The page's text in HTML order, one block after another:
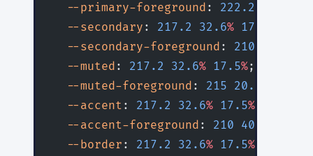
  --primary-foreground
: 222.2
  --secondary
: 217.2 32.6% 17.5
  --secondary-foreground
: 210
  --muted
: 217.2 32.6% 17.5%;
  --muted-foreground
: 215 20.2
  --accent
: 217.2 32.6% 17.5%
  --accent-foreground
: 210 40
  --border
: 217.2 32.6% 17.5%